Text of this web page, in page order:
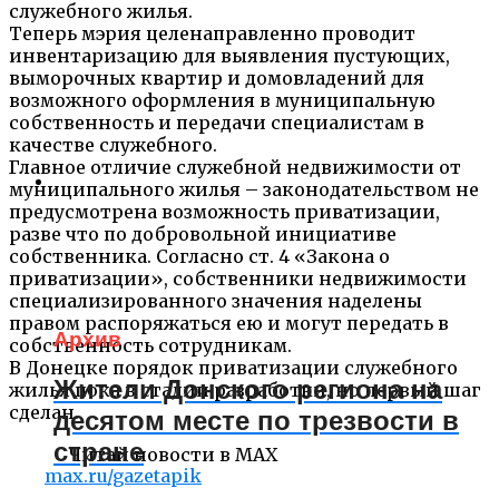
служебного жилья.
Теперь мэрия целенаправленно проводит
инвентаризацию для выявления пустующих,
выморочных квартир и домовладений для
возможного оформления в муниципальную
собственность и передачи специалистам в
качестве служебного.
Главное отличие служебной недвижимости от
муниципального жилья – законодательством не
предусмотрена возможность приватизации,
разве что по добровольной инициативе
собственника. Согласно ст. 4 «Закона о
приватизации», собственники недвижимости
специализированного значения наделены
правом распоряжаться ею и могут передать в
собственность сотрудникам.
В Донецке порядок приватизации служебного
жилья пока в стадии разработки, но первый шаг
сделан.
Читай новости в MAX
max.ru/gazetapik
Архив
Жители Донского региона на
десятом месте по трезвости в
стране